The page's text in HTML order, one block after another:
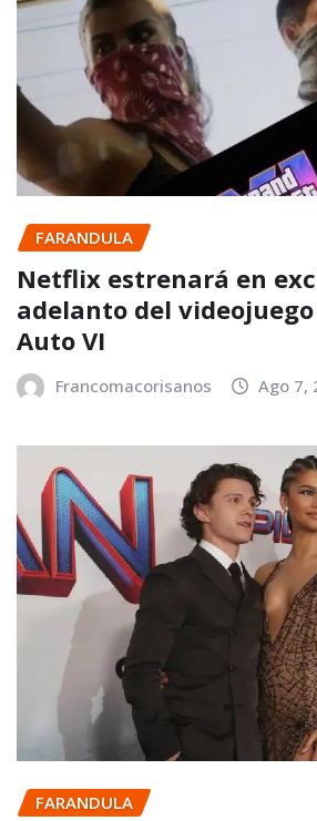
FARANDULA
Netflix estrenará en
adelanto del
Auto VI
Francomacorisanos Ago 7,
FARANDULA